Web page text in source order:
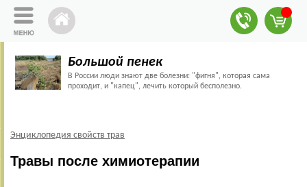
Большой пенек
В России люди знают две болезни: "фигня", которая сама
проходит, и "капец", лечить который бесполезно.
Энциклопедия свойств трав
Травы после химиотерапии